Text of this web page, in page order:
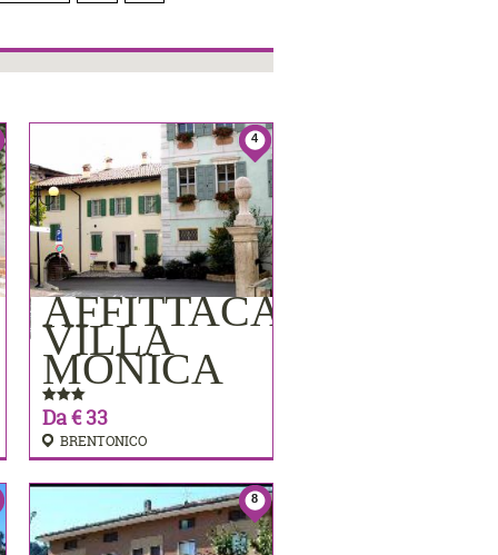
4
AFFITTACAMERE
VILLA
MONICA
Da € 33
BRENTONICO
PRENOTA
8